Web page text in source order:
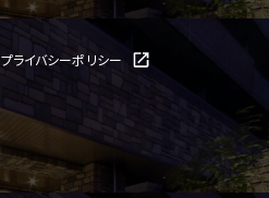
プライバシーポリシー